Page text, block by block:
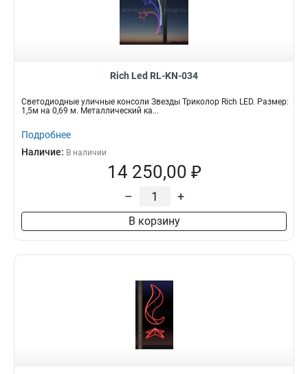
Rich Led RL-KN-034
Светодиодные уличные консоли Звезды Триколор Rich LED. Размер:
1,5м на 0,69 м. Металлический ка...
Подробнее
Наличие: В наличии
14 250,00 ₽
– +
В корзину